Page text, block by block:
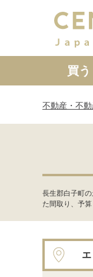
買う
不動産・不
長生郡白子町
た間取り、予